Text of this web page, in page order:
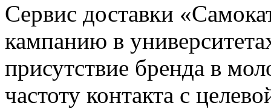
Сервис доставки
кампанию в
присутствие бренда в
частоту контакта с